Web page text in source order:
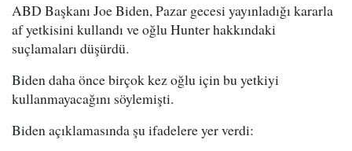
ABD Başkanı Joe Biden, Pazar gecesi yayınladığı kararla
af yetkisini kullandı ve oğlu Hunter hakkındaki
suçlamaları düşürdü.
Biden daha önce birçok kez oğlu için bu yetkiyi
kullanmayacağını söylemişti.
Biden açıklamasında şu ifadelere yer verdi: